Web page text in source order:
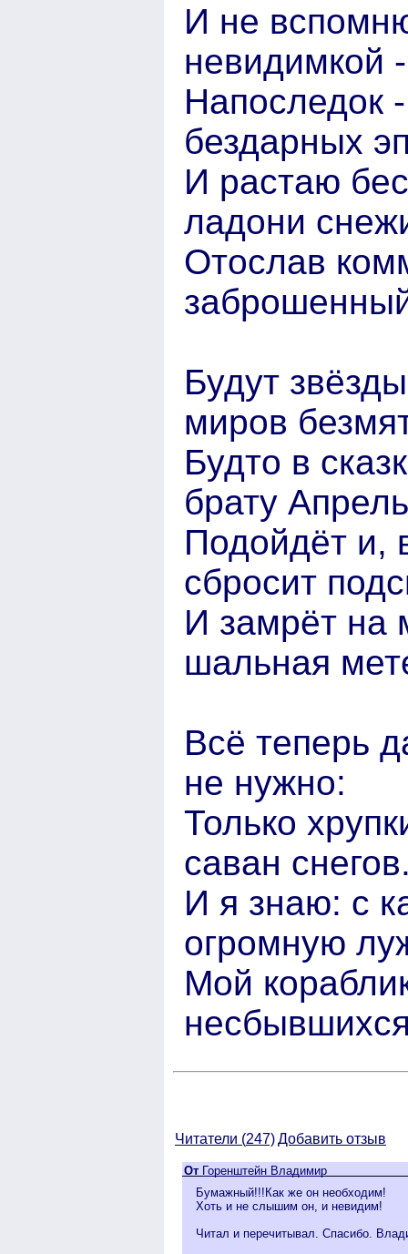
И не
невидимкой -
Напоследок
бездарных
И растаю
ладони
Отослав
Будут
миров
Будто в
брату Апрель
Подойдёт и,
сбросит
И замрёт на
шальная
Всё теперь
не нужно:
Только
саван
И я знаю: с
огромную
Мой
Читатели (247)Добавить отзыв
От Горенштейн Владимир
Бумажный!!!Как же он необходим!
Хоть и не слышим он, и невидим!
Читал и перечитывал. Спасибо.